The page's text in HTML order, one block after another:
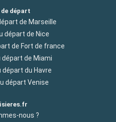
départ
de Marseille
départ de Nice
de Fort de france
départ de Miami
départ du Havre
départ Venise
nous ?